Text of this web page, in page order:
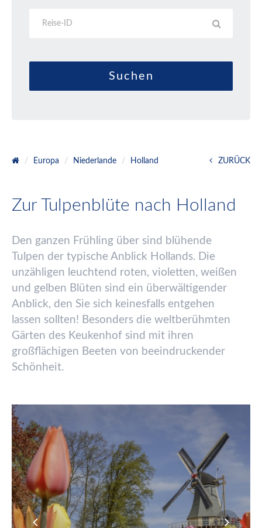
Europa Niederlande Holland ZURÜCK
Zur Tulpenblüte nach Holland
Den ganzen Frü hling ü ber sind bl ü hende
Tulpen der typische Anblick Hollands. Die
unzä hligen leuchtend roten, violetten, weißen
und gelben Bl üten sind ein ü berwä ltigender
Anblick, den Sie sich keinesfalls entgehen
lassen sollten! Besonders die weltberü hmten
Gärten des Keukenhof sind mit ihren
großflächigen Beeten von beeindruckender
Schönheit.